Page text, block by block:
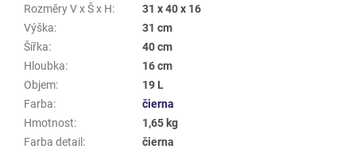
Rozměry V x Š x H:
31 x 40 x 16
Výška:
31 cm
Šířka:
40 cm
Hloubka:
16 cm
Objem:
19 L
Farba:
čierna
Hmotnost:
1,65 kg
Farba detail :
čierna